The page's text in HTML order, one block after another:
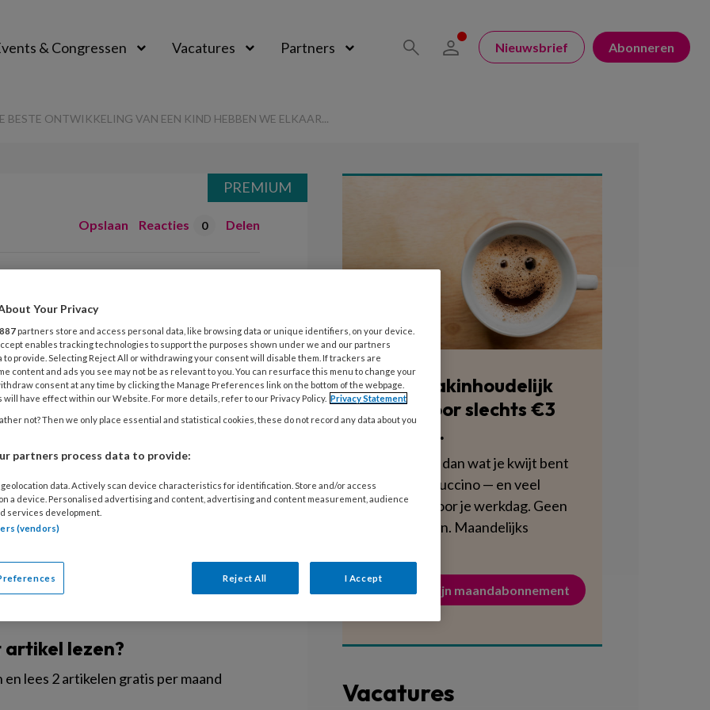
& Congressen Vacatures Partners Nieuwsbrief Abonneren
BESTE ONTWIKKELING VAN EEN KIND HEBBEN WE ELKAAR...
Opslaan Reacties 0 Delen
de beste
een kind
nodig’
als het gaat om IKC's en reguliere
bestuurder van Sinne kinderopvang in
Hij is van overtuigd dat kinderopvang,
hebben om het beste voor kinderen te
lezen?
lees 2 artikelen gratis per maand
PREMIUM
Blijf vakinhoudelijk
scherp voor slechts €3
per week.
Dat is minder dan wat je kwijt bent
aan een cappuccino — en veel
voedzamer voor je werkdag. Geen
verplichtingen. Maandelijks
Activeer mijn maandabonnement
Vacatures
Your Privacy
887 partners store and access personal data, like browsing data or unique identifiers, on your device.
enables tracking technologies to support the purposes shown under we and our partners
to provide. Selecting Reject All or withdrawing your consent will disable them. If trackers are
content and ads you see may not be as relevant to you. You can resurface this menu to change your
consent at any time by clicking the Manage Preferences link on the bottom of the webpage.
will have effect within our Website. For more details, refer to our Privacy Policy. Privacy Statement
not? Then we only place essential and statistical cookies, these do not record any data about you
partners process data to provide:
data. Actively scan device characteristics for identification. Store and/or access
a device. Personalised advertising and content, advertising and content measurement, audience
services development.
(vendors)
Reject All I Accept